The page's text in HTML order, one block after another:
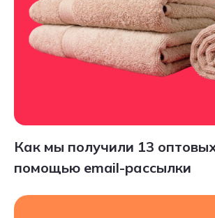
Как мы получили 13
помощью email-рассылки